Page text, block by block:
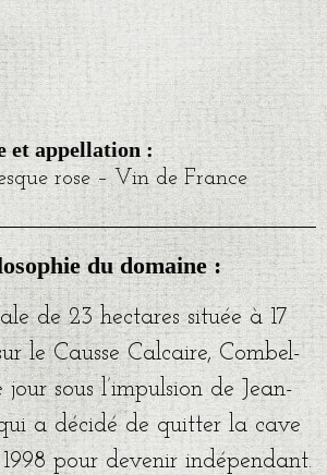
et appellation :
rose – Vin de France
du domaine :
de 23 hectares située à 17
le Causse Calcaire, Combel-
sous l’impulsion de Jean-
a décidé de quitter la cave
pour devenir indépendant.